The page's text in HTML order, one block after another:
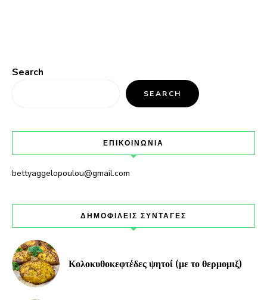
Search
SEARCH
ΕΠΙΚΟΙΝΩΝΙΑ
bettyaggelopoulou@gmail.com
ΔΗΜΟΦΙΛΕΙΣ ΣΥΝΤΑΓΕΣ
Κολοκυθοκεφτέδες ψητοί (με το θερμομιξ)